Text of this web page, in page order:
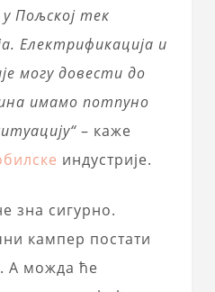
Пољској тек
Електрификација и
могу довести до
имамо потпуно
– каже
индустрије.
зна сигурно.
кампер постати
А можда ће